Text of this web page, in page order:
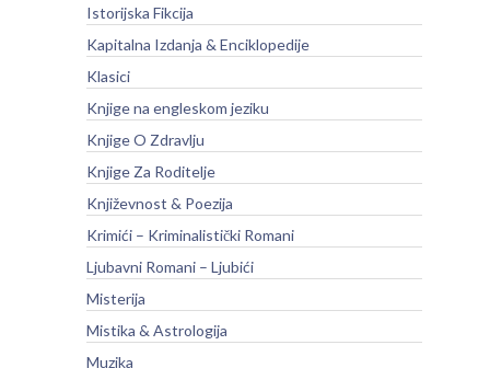
Istorijska Fikcija
Kapitalna Izdanja & Enciklopedije
Klasici
Knjige na engleskom jeziku
Knjige O Zdravlju
Knjige Za Roditelje
Književnost & Poezija
Krimići – Kriminalistički Romani
Ljubavni Romani – Ljubići
Misterija
Mistika & Astrologija
Muzika